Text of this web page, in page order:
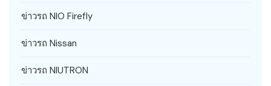
ข่าวรถ NIO Firefly
ข่าวรถ Nissan
ข่าวรถ NIUTRON